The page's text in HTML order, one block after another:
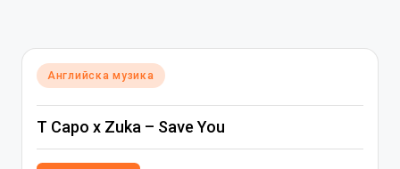
Posted
in
Английска музика
T Capo x Zuka – Save You